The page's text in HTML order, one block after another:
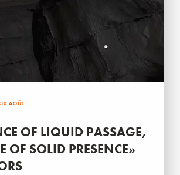
AOÛT
OF LIQUID PASSAGE,
OF SOLID PRESENCE»